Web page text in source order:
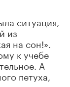
ситуация,
из
на сон!».
к учебе
А
петуха,